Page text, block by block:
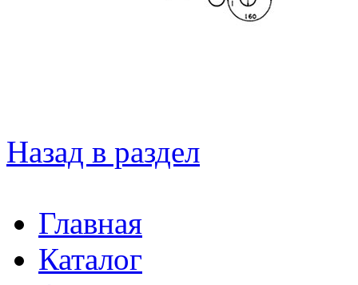
Назад в раздел
Главная
Каталог